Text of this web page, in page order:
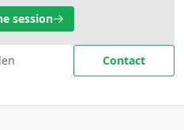
session
Contact